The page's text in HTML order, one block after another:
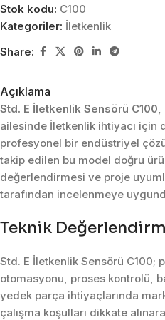
Stok kodu: C100
Kategoriler: İletkenlik
Share:
Açıklama
Std. E İletkenlik Sensörü C100,
ailesinde İletkenlik ihtiyacı için
profesyonel bir endüstriyel
takip edilen bu model doğru
değerlendirmesi ve proje
tarafından incelenmeye
Teknik
Std. E İletkenlik Sensörü C100;
otomasyonu, proses kontrolü,
yedek parça ihtiyaçlarında
çalışma koşulları dikkate